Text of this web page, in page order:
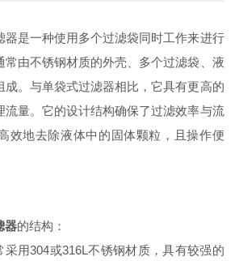
是一种使用多个过滤袋同时工作来进行
常由不锈钢材质的外壳、多个过滤袋、液
成。与单袋式过滤器相比，它具有更高的
流量。它的设计结构确保了过滤效率与流
效地去除液体中的固体颗粒，且操作便
器的结构：
用304或316L不锈钢材质，具有较强的